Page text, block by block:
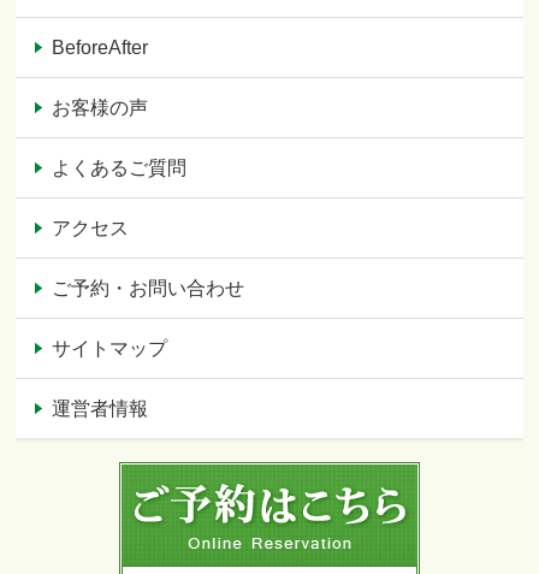
BeforeAfter
お客様の声
よくあるご質問
アクセス
ご予約・お問い合わせ
サイトマップ
運営者情報